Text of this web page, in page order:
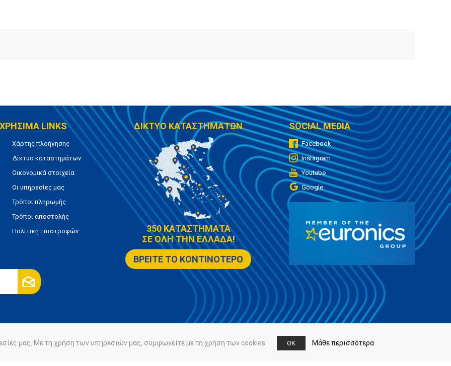
ΧΡΗΣΙΜΑ LINKS
Χάρτης πλοήγησης
Δίκτυο καταστημάτων
Οικονομικά στοιχεία
Οι υπηρεσίες μας
Τρόποι πληρωμής
Τρόποι αποστολής
Πολιτική Επιστροφών
ΔΙΚΤΥΟ ΚΑΤΑΣΤΗΜΑΤΩΝ
350 ΚΑΤΑΣΤΗΜΑΤΑ
ΣΕ ΟΛΗ ΤΗΝ ΕΛΛΑΔΑ!
ΒΡΕΙΤΕ ΤΟ ΚΟΝΤΙΝΟΤΕΡΟ
SOCIAL MEDIA
Facebook
Instagram
Youtube
Google
Πολιτική Cookies
μας. Με τη χρήση των υπηρεσιών μας, συμφωνείτε με τη χρήση των cookies. OK Μάθε περισσότερα